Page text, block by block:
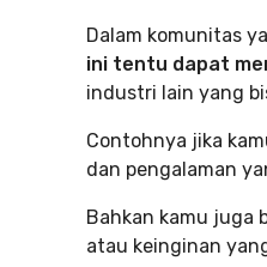
Dalam komunitas
ini tentu dapat
industri lain yang
Contohnya jika
dan pengalaman
Bahkan kamu juga
atau keinginan